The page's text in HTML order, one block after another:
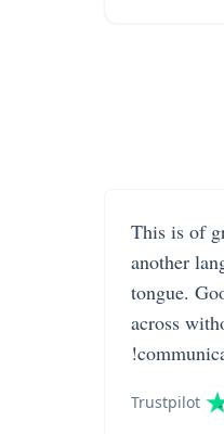
This is of
another
tongue.
across
Trustpilot